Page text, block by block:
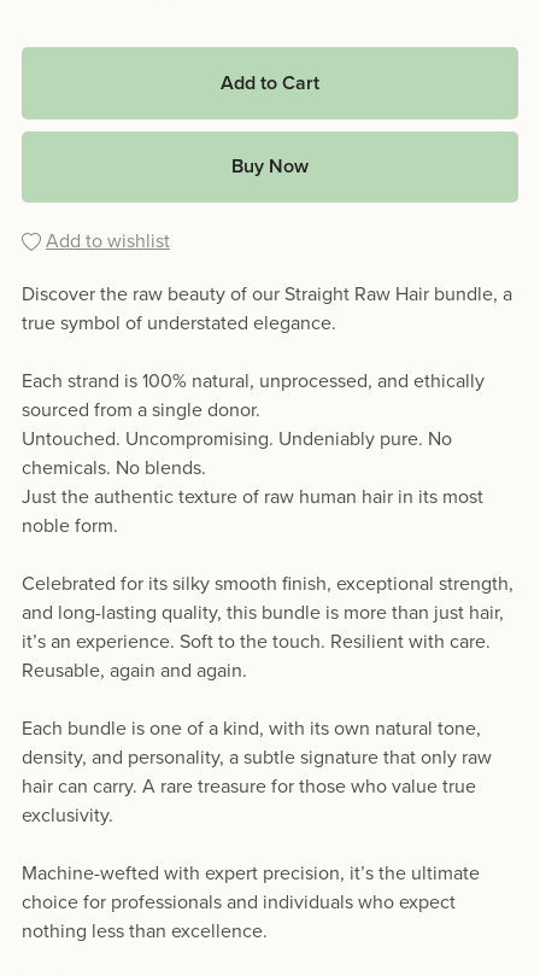
Add to Cart
Buy Now
Add to wishlist
Discover the raw beauty of our Straight Raw Hair bundle, a
true symbol of understated elegance.
Each strand is 100% natural, unprocessed, and ethically
sourced from a single donor.
Untouched. Uncompromising. Undeniably pure. No
chemicals. No blends.
Just the authentic texture of raw human hair in its most
noble form.
Celebrated for its silky smooth finish, exceptional strength,
and long-lasting quality, this bundle is more than just hair,
it’s an experience. Soft to the touch. Resilient with care.
Reusable, again and again.
Each bundle is one of a kind, with its own natural tone,
density, and personality, a subtle signature that only raw
hair can carry. A rare treasure for those who value true
exclusivity.
Machine-wefted with expert precision, it’s the ultimate
choice for professionals and individuals who expect
nothing less than excellence.